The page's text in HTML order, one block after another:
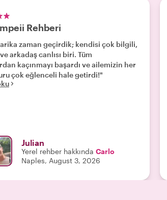
Rehberi
zaman geçirdik; kendisi çok bilgili,
arkadaş canlısı biri. Tüm
kaçınmayı başardı ve ailemizin her
çok eğlenceli hale getirdi!"
Julian
Yerel rehber hakkında Carlo
Naples, August 3, 2026